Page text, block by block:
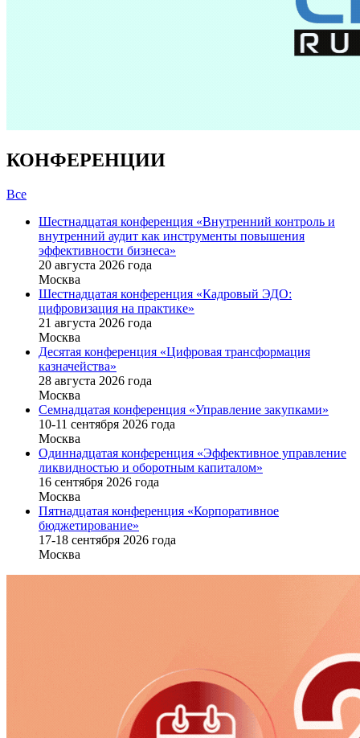
КОНФЕРЕНЦИИ
Все
Шестнадцатая конференция «Внутренний контроль и
внутренний аудит как инструменты повышения
эффективности бизнеса»
20 августа 2026 года
Москва
Шестнадцатая конференция «Кадровый ЭДО:
цифровизация на практике»
21 августа 2026 года
Москва
Десятая конференция «Цифровая трансформация
казначейства»
28 августа 2026 года
Москва
Семнадцатая конференция «Управление закупками»
10-11 сентября 2026 года
Москва
Одиннадцатая конференция «Эффективное управление
ликвидностью и оборотным капиталом»
16 cентября 2026 года
Москва
Пятнадцатая конференция «Корпоративное
бюджетирование»
17-18 сентября 2026 года
Москва